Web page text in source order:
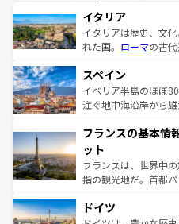
イタリア
イタリアは歴史、文
れた国。 ローマの古
ろん、トスカーナの
景など、自然景観も
ピザやパスタなど、
ませてくれるイタリ
なお、新着のイタリア
しい。
スペイン
イベリア半島のほぼ
注ぐ地中海沿岸から
文化が根付くこの国
れる闘牛、そして美
る。首都マドリード
アートに溢れた街角
せる。地方によって
フランスの基本情
ット
フランスは、世界中
指の観光地だ。首都
で、幅広い魅力が詰
ドイツ